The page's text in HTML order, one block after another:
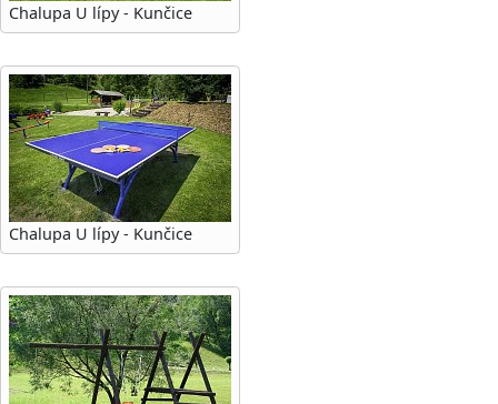
Chalupa U lípy - Kunčice
Chalupa U lípy - Kunčice